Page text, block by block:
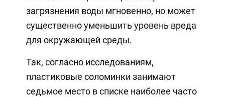
загрязнения воды мгновенно, но может
существенно уменьшить уровень вреда
для окружающей среды.
Так, согласно исследованиям,
пластиковые соломинки занимают
седьмое место в списке наиболее часто